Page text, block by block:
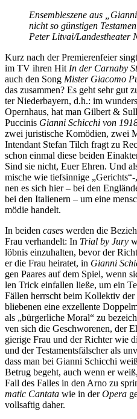
En­sem­ble­sze­ne aus
nicht so güns­ti­gen
Pe­ter Litvai/​Landestheater
Kurz nach der Pre­mie­ren­fei­er
im TV ih­ren Hit In der Car­naby
auch den Song Mis­ter Gi­a­co­mo
das zu­sam­men? Es geht sehr gut
ter Nie­der­bay­ern, d.h.: im
Opern­haus, hat man Gil­bert &
Puc­ci­nis Gi­an­ni Schic­chi von
zwei ju­ris­ti­sche Ko­mö­di­en, zwei
In­ten­dant Ste­fan Tilch fragt zu
schon ein­mal die­se bei­den
Sind sie nicht, Euer Eh­ren. Und
mi­sche wie tief­sin­ni­ge
nen es sich hier – bei den
bei den Ita­lie­nern – um eine
mö­die handelt.
In bei­den ca­ses wer­den die
Frau ver­han­delt: In Tri­al by Jury
löb­nis ein­zu­hal­ten, be­vor der
er die Frau hei­ra­tet, in Gi­an­ni
gen Paa­res auf dem Spiel, wenn
len Trick ein­fal­len lie­ße, um ein
Fäl­len herrscht beim Kol­lek­tiv
blie­be­nen eine ex­zel­len­te
als „bür­ger­li­che Mo­ral“ zu
ven sich die Ge­schwo­re­nen, der
gie­ri­ge Frau und der Rich­ter wie
und der Tes­ta­ments­fäl­scher als
dass man bei Gi­an­ni Schic­chi
Be­trug be­geht, auch wenn er
Fall des Fal­les in den Arno zu
ma­tic Can­ta­ta wie in derOpe­ra
voll­saf­tig daher.